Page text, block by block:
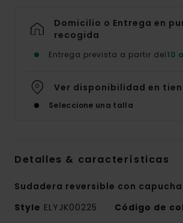
Domicilio o Entrega en
recogida
Entrega prevista a partir del10
Ver disponibilidad en
Seleccione una talla
Detalles & características
Sudadera reversible con
Style ELYJK00225 Código de